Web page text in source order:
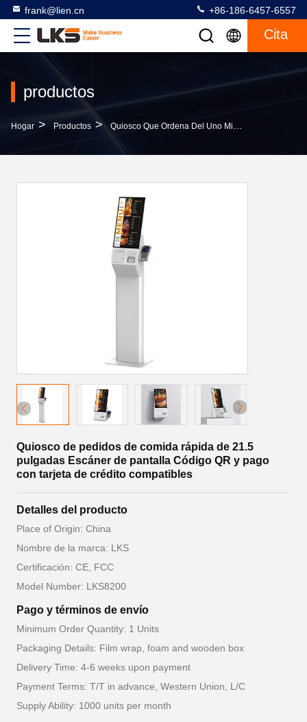
frank@lien.cn +86-186-6457-6557
Cita
productos
Hogar > Productos > Quiosco Que Ordena Del Uno Mismo
Quiosco de pedidos de comida rápida de 21.5
pulgadas Escáner de pantalla Código QR y pago
con tarjeta de crédito compatibles
Detalles del producto
Place of Origin: China
Nombre de la marca: LKS
Certificación: CE, FCC
Model Number: LKS8200
Pago y términos de envío
Minimum Order Quantity: 1 Units
Packaging Details: Film wrap, foam and wooden box
Delivery Time: 4-6 weeks upon payment
Payment Terms: T/T in advance, Western Union, L/C
Supply Ability: 1000 units per month